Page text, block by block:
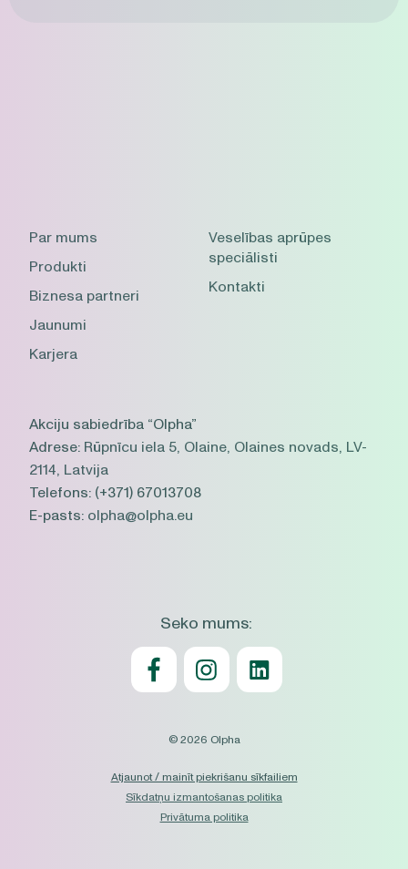
Akciju sabiedrība “Olpha”
Adrese: Rūpnīcu iela 5, Olaine, Olaines novads, LV-
2114, Latvija
Telefons: (+371) 67013708
E-pasts: olpha@olpha.eu
Par mums
Produkti
Biznesa partneri
Jaunumi
Karjera
Veselības aprūpes
speciālisti
Kontakti
Seko mums:
© 2026 Olpha
Atjaunot / mainīt piekrišanu sīkfailiem
Sīkdatņu izmantošanas politika
Privātuma politika